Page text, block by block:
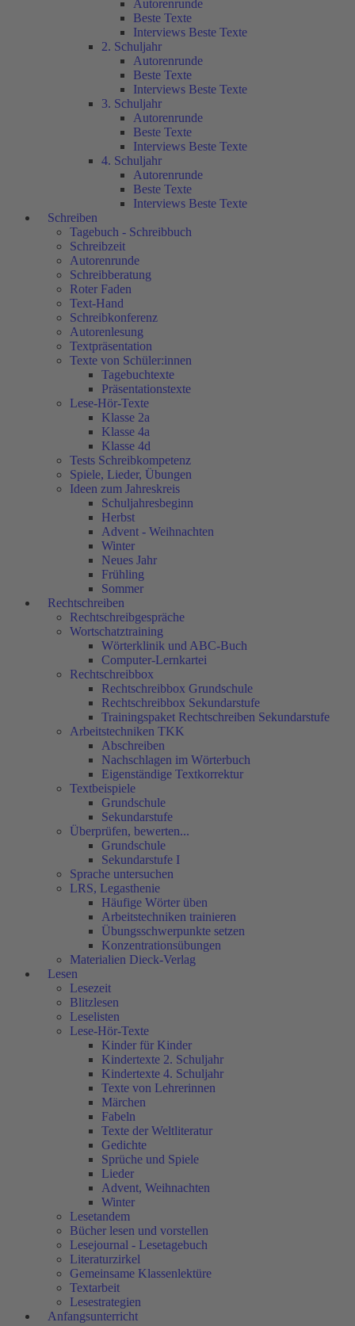
Autorenrunde
Beste Texte
Interviews Beste Texte
2. Schuljahr
Autorenrunde
Beste Texte
Interviews Beste Texte
3. Schuljahr
Autorenrunde
Beste Texte
Interviews Beste Texte
4. Schuljahr
Autorenrunde
Beste Texte
Interviews Beste Texte
Schreiben
Tagebuch - Schreibbuch
Schreibzeit
Autorenrunde
Schreibberatung
Roter Faden
Text-Hand
Schreibkonferenz
Autorenlesung
Textpräsentation
Texte von Schüler:innen
Tagebuchtexte
Präsentationstexte
Lese-Hör-Texte
Klasse 2a
Klasse 4a
Klasse 4d
Tests Schreibkompetenz
Spiele, Lieder, Übungen
Ideen zum Jahreskreis
Schuljahresbeginn
Herbst
Advent - Weihnachten
Winter
Neues Jahr
Frühling
Sommer
Rechtschreiben
Rechtschreibgespräche
Wortschatztraining
Wörterklinik und ABC-Buch
Computer-Lernkartei
Rechtschreibbox
Rechtschreibbox Grundschule
Rechtschreibbox Sekundarstufe
Trainingspaket Rechtschreiben Sekundarstufe
Arbeitstechniken TKK
Abschreiben
Nachschlagen im Wörterbuch
Eigenständige Textkorrektur
Textbeispiele
Grundschule
Sekundarstufe
Überprüfen, bewerten...
Grundschule
Sekundarstufe I
Sprache untersuchen
LRS, Legasthenie
Häufige Wörter üben
Arbeitstechniken trainieren
Übungsschwerpunkte setzen
Konzentrationsübungen
Materialien Dieck-Verlag
Lesen
Lesezeit
Blitzlesen
Leselisten
Lese-Hör-Texte
Kinder für Kinder
Kindertexte 2. Schuljahr
Kindertexte 4. Schuljahr
Texte von Lehrerinnen
Märchen
Fabeln
Texte der Weltliteratur
Gedichte
Sprüche und Spiele
Lieder
Advent, Weihnachten
Winter
Lesetandem
Bücher lesen und vorstellen
Lesejournal - Lesetagebuch
Literaturzirkel
Gemeinsame Klassenlektüre
Textarbeit
Lesestrategien
Anfangsunterricht